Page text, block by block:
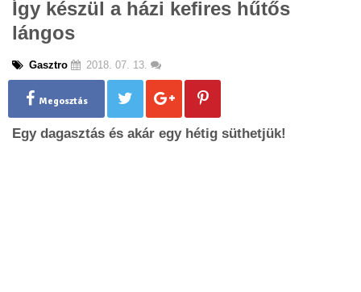
Így készül a házi kefires hűtős
lángos
Gasztro 2018. 07. 13.
Megosztás
Egy dagasztás és akár egy hétig süthetjük!